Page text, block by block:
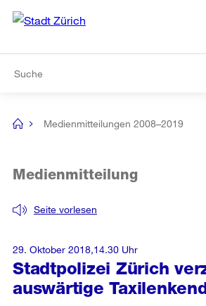
Navigation
[no
Medienmitteilungen 2008–2019
Stadtpolizei Zürich
auswärtige
Seite vorlesen
Medienmitteilung
29. Oktober 2018,14.30 Uhr